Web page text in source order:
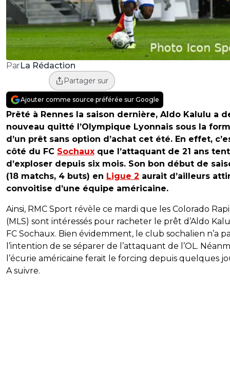
ParLa Rédaction
Partager sur
Ajouter comme source préférée sur Google
Prêté à Rennes la saison dernière, Aldo Kalulu a
nouveau quitté l’Olympique Lyonnais sous la
d’un prêt sans option d’achat cet été. En effet,
côté du FC Sochaux que l’attaquant de 21 ans
d’exploser depuis six mois. Son bon début de
(18 matchs, 4 buts) en Ligue 2 aurait d’ailleurs
convoitise d’une équipe américaine.
Ainsi, RMC Sport révèle ce mardi que les Colorado
(MLS) sont intéressés pour racheter le prêt d’Aldo
FC Sochaux. Bien évidemment, le club sochalien n’a
l’intention de se séparer de l’attaquant de l’OL.
l’écurie américaine ferait le forcing depuis quelques
A suivre.